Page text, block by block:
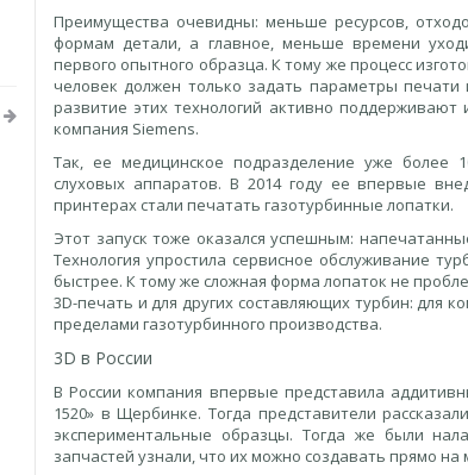
Преимущества очевидны: меньше ресурсов,
формам детали, а главное, меньше времени
первого опытного образца. К тому же процесс
человек должен только задать параметры
развитие этих технологий активно
компания Siemens.
Так, ее медицинское подразделение уже более
слуховых аппаратов. В 2014 году ее впервые
принтерах стали печатать газотурбинные лопатки.
Этот запуск тоже оказался успешным:
Технология упростила сервисное обслуживание
быстрее. К тому же сложная форма лопаток не
3D-печать и для других составляющих турбин: для
пределами газотурбинного производства.
3D в России
В России компания впервые представила
1520» в Щербинке. Тогда представители
экспериментальные образцы. Тогда же были
запчастей узнали, что их можно создавать прямо